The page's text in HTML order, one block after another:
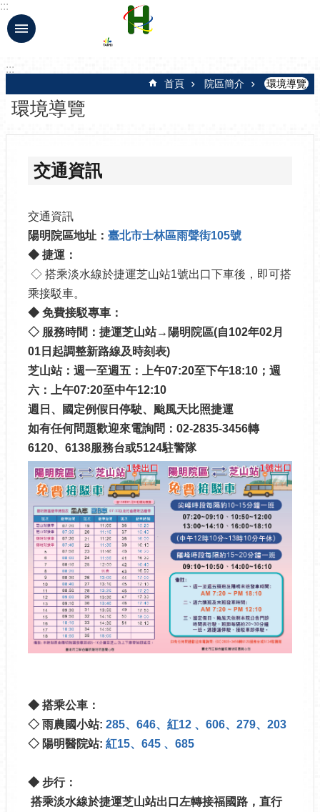
跳到主要內容區塊
:::
:::
首頁 院區簡介 環境導覽
環境導覽
交通資訊
交通資訊
陽明院區地址： 臺北市士林區雨聲街105號
◆ 捷運：
◇ 搭乘淡水線於捷運芝山站1號出口下車後，即可搭
乘接駁車。
◆ 免費接駁專車：
◇ 服務時間： 捷運芝山站→陽明院區(自102年02月
01日起調整新路線及時刻表)
芝山站：週一至週五：上午07:20至下午18:10；週
六：上午07:20至中午12:10
週日、國定例假日停駛、颱風天比照捷運
如有任何問題歡迎來電詢問：02-2835-3456轉
6120、6138服務台或5124駐警隊
◆ 搭乘公車：
◇ 雨農國小站: 285、 646、 紅12 、 606、 279、 203
◇ 陽明醫院站: 紅15、 645 、 685
◆ 步行：
搭乘淡水線於捷運芝山站出口左轉接福國路，直行